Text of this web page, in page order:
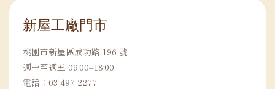
新屋工廠門市
桃園市新屋區成功路 196 號
週一至週五 09:00–18:00
電話：03-497-2277